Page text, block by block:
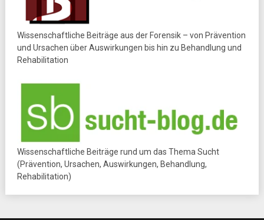
Wissenschaftliche Beiträge aus der Forensik – von Prävention
und Ursachen über Auswirkungen bis hin zu Behandlung und
Rehabilitation
Wissenschaftliche Beiträge rund um das Thema Sucht
(Prävention, Ursachen, Auswirkungen, Behandlung,
Rehabilitation)